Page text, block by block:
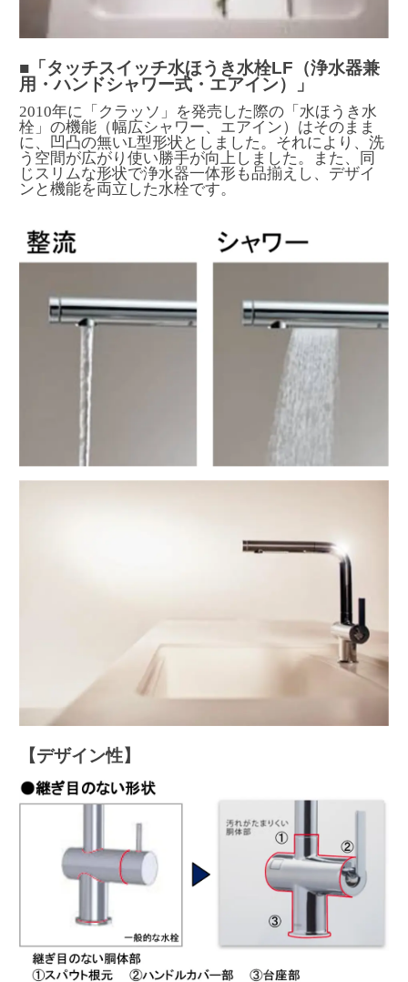
■「タッチスイッチ水ほうき水栓LF（浄水器兼
用・ハンドシャワー式・エアイン）」
2010年に「クラッソ」を発売した際の「水ほうき水
栓」の機能（幅広シャワー、エアイン）はそのまま
に、凹凸の無いL型形状としました。それにより、洗
う空間が広がり使い勝手が向上しました。また、同
じスリムな形状で浄水器一体形も品揃えし、デザイ
ンと機能を両立した水栓です。
【デザイン性】